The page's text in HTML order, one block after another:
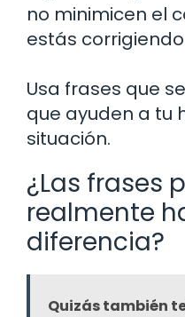
no minimicen el
estás
Usa frases que
que ayuden a tu
situación.
¿Las frases
realmente
diferencia?
Quizás también